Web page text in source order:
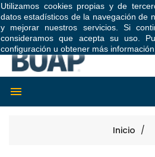
Utilizamos cookies propias y de
datos estadísticos de la navegación de
y mejorar nuestros servicios. Si
consideramos que acepta su uso.
configuración u obtener más información

Inicio